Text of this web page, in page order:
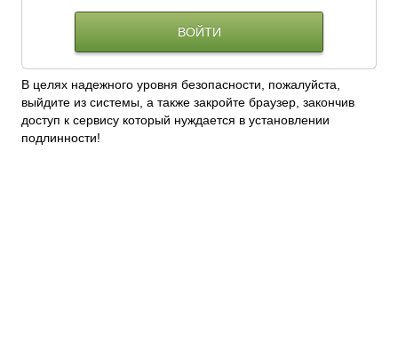
В целях надежного уровня безопасности, пожалуйста,
выйдите из системы, а также закройте браузер, закончив
доступ к сервису который нуждается в установлении
подлинности!